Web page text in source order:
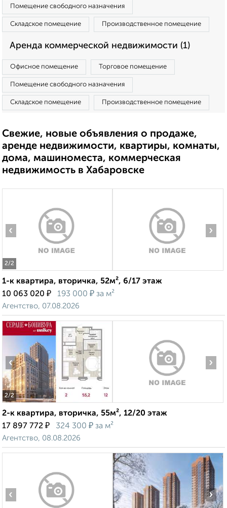
Помещение свободного назначения
Складское помещение Производственное помещение
Аренда коммерческой недвижимости (1)
Офисное помещение Торговое помещение
Помещение свободного назначения
Складское помещение Производственное помещение
Свежие, новые объявления о продаже,
аренде недвижимости, квартиры, комнаты,
дома, машиноместа, коммерческая
недвижимость в Хабаровске
2/2
‹ ›
1-к квартира, вторичка, 52м², 6/17 этаж
10 063 020 ₽ 193 000 ₽ за м²
Агентство, 07.08.2026
2/2
‹ ›
2-к квартира, вторичка, 55м², 12/20 этаж
17 897 772 ₽ 324 300 ₽ за м²
Агентство, 08.08.2026
‹ ›